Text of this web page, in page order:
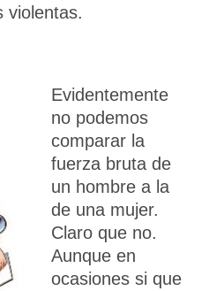
violentas.
Evidentemente
no podemos
comparar la
fuerza bruta de
un hombre a la
de una mujer.
Claro que no.
Aunque en
ocasiones si que